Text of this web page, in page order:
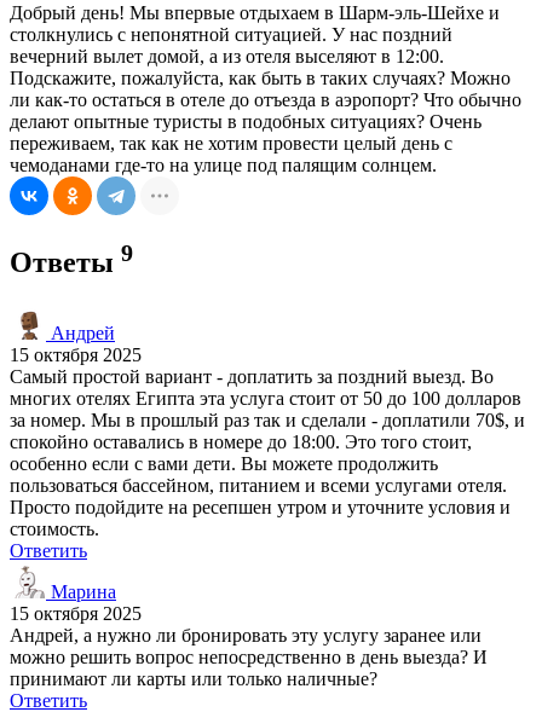
Добрый день! Мы впервые отдыхаем в Шарм-эль-Шейхе и
столкнулись с непонятной ситуацией. У нас поздний
вечерний вылет домой, а из отеля выселяют в 12:00.
Подскажите, пожалуйста, как быть в таких случаях? Можно
ли как-то остаться в отеле до отъезда в аэропорт? Что обычно
делают опытные туристы в подобных ситуациях? Очень
переживаем, так как не хотим провести целый день с
чемоданами где-то на улице под палящим солнцем.
Ответы 9
Андрей
15 октября 2025
Самый простой вариант - доплатить за поздний выезд. Во
многих отелях Египта эта услуга стоит от 50 до 100 долларов
за номер. Мы в прошлый раз так и сделали - доплатили 70$, и
спокойно оставались в номере до 18:00. Это того стоит,
особенно если с вами дети. Вы можете продолжить
пользоваться бассейном, питанием и всеми услугами отеля.
Просто подойдите на ресепшен утром и уточните условия и
стоимость.
Ответить
Марина
15 октября 2025
Андрей, а нужно ли бронировать эту услугу заранее или
можно решить вопрос непосредственно в день выезда? И
принимают ли карты или только наличные?
Ответить